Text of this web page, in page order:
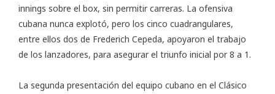
innings sobre el box, sin permitir carreras. La ofensiva
cubana nunca explotó, pero los cinco cuadrangulares,
entre ellos dos de Frederich Cepeda, apoyaron el trabajo
de los lanzadores, para asegurar el triunfo inicial por 8 a 1.
La segunda presentación del equipo cubano en el Clásico